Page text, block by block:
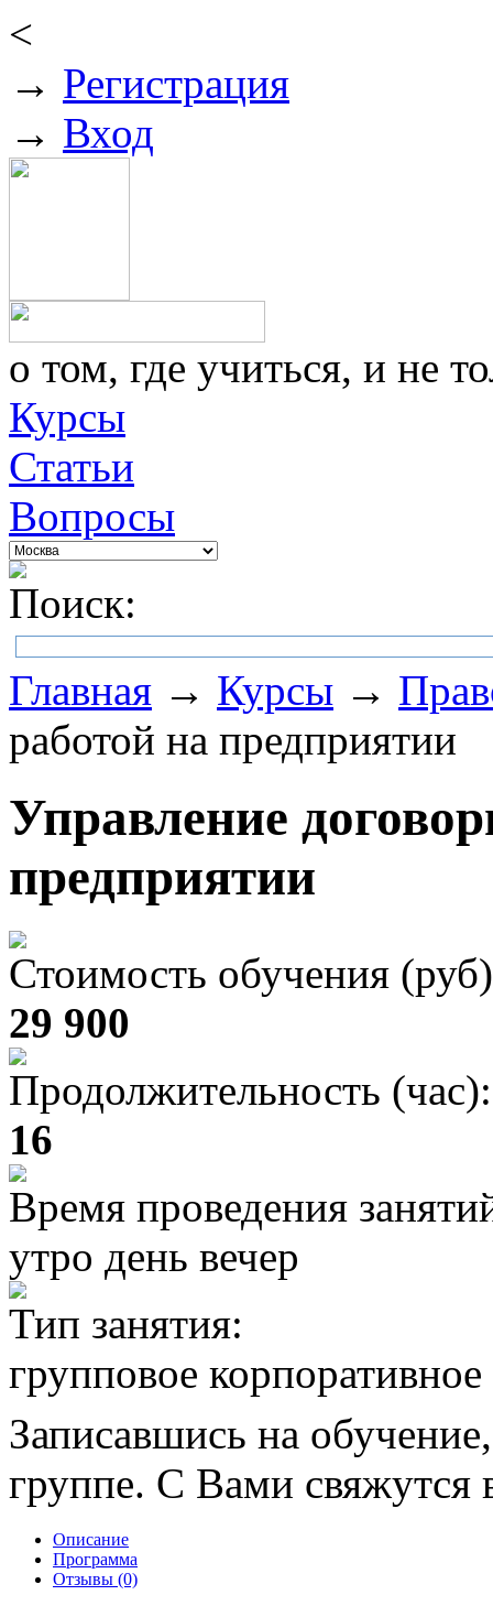
<
→ Регистрация
→ Вход
о том, где учиться, и не
Курсы
Статьи
Вопросы
Поиск:
Главная → Курсы →
работой на предприятии
Управление
предприятии
Стоимость обучения
29 900
Продолжительность (час):
16
Время проведения
утро день вечер
Тип занятия:
групповое корпоративное
Записавшись на
группе. С Вами свяжутся
Описание
Программа
Отзывы (0)